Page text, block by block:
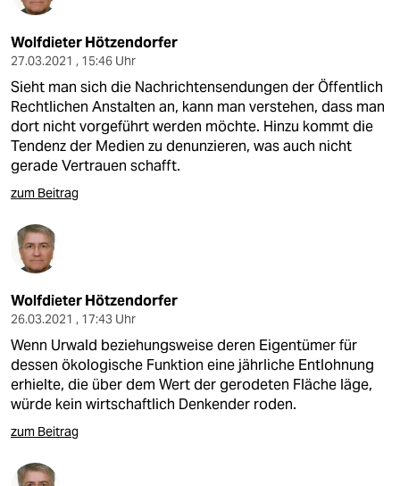
Wolfdieter Hötzendorfer
27.03.2021 , 15:46 Uhr
Sieht man sich die Nachrichtensendungen der Öffentlich
Rechtlichen Anstalten an, kann man verstehen, dass man
dort nicht vorgeführt werden möchte. Hinzu kommt die
Tendenz der Medien zu denunzieren, was auch nicht
gerade Vertrauen schafft.
zum Beitrag
Wolfdieter Hötzendorfer
26.03.2021 , 17:43 Uhr
Wenn Urwald beziehungsweise deren Eigentümer für
dessen ökologische Funktion eine jährliche Entlohnung
erhielte, die über dem Wert der gerodeten Fläche läge,
würde kein wirtschaftlich Denkender roden.
zum Beitrag